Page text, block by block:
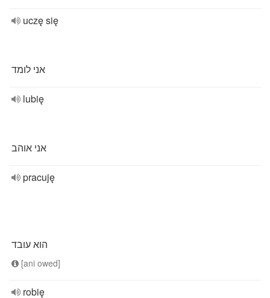
uczę się
אני לומד
lubię
אני אוהב
pracuję
הוא עובד
[ani owed]
robię